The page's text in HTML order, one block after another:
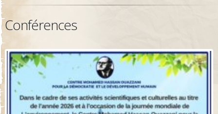
Conférences